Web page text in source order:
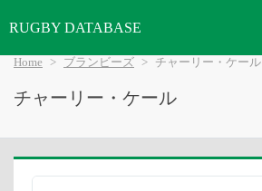
RUGBY DATABASE
Home ブランビーズ チャーリー・ケール
チャーリー・ケール